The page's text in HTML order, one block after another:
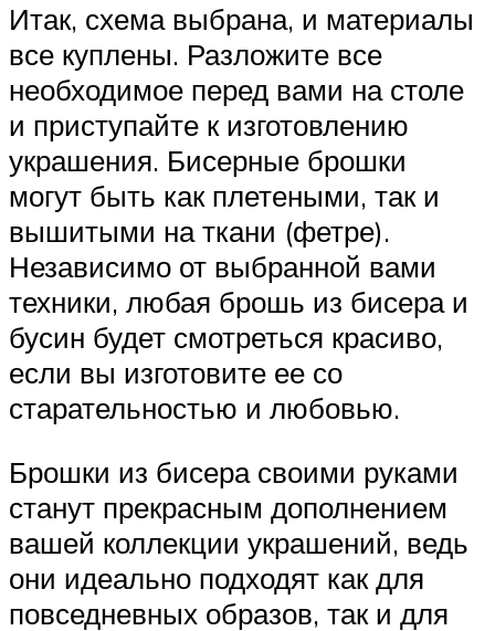
Итак, схема выбрана, и материалы
все куплены. Разложите все
необходимое перед вами на столе
и приступайте к изготовлению
украшения. Бисерные брошки
могут быть как плетеными, так и
вышитыми на ткани (фетре).
Независимо от выбранной вами
техники, любая брошь из бисера и
бусин будет смотреться красиво,
если вы изготовите ее со
старательностью и любовью.
Брошки из бисера своими руками
станут прекрасным дополнением
вашей коллекции украшений, ведь
они идеально подходят как для
повседневных образов, так и для